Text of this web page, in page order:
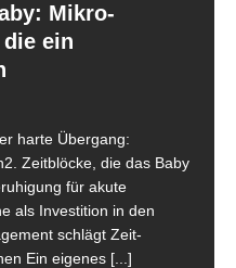
Mikro-
ein
harte Übergang:
Zeitblöcke, die das Baby
für akute
als Investition in den
schlägt Zeit-
Ein eigenes [...]